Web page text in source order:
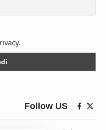
Follow US